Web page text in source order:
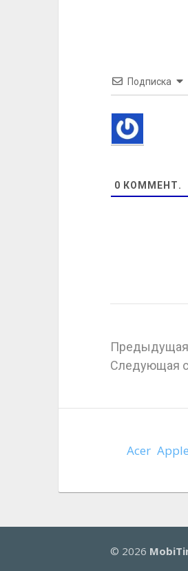
Подписка
0 КОММЕНТ.
Предыдущая
Следующая
Acer Apple
© 2026